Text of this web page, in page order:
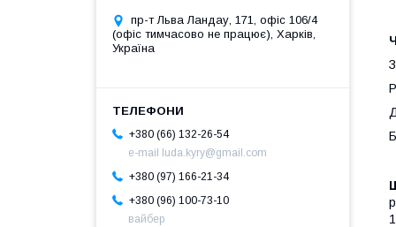
пр-т Льва Ландау, 171, офіс 106/4
(офіс тимчасово не працює), Харків,
Україна
+380 (66) 132-26-54
e-mail luda.kyry@gmail.com
+380 (97) 166-21-34
+380 (96) 100-73-10
вайбер